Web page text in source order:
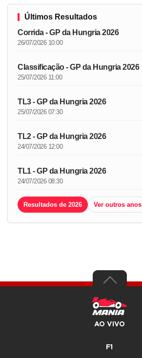
Últimos Resultados
Corrida - GP da Hungria 2026
26/07/2026 10:00
Classificação - GP da Hungria 2026
25/07/2026 11:00
TL3 - GP da Hungria 2026
25/07/2026 07:30
TL2 - GP da Hungria 2026
24/07/2026 12:00
TL1 - GP da Hungria 2026
24/07/2026 08:30
Resultados de 2026 Ver outros anos
AO VIVO
F1